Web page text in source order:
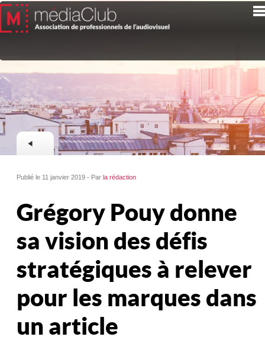
Publié le 11 janvier 2019 - Parla rédaction
Grégory Pouy donne
sa vision des défis
stratégiques à relever
pour les marques dans
un article